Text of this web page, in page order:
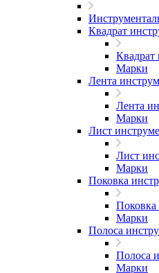
Квадрат
Квадрат
Марки
Лента
Лента
Марки
Лист
Лист
Марки
Поковка
Поковка
Марки
Полоса
Полоса
Марки